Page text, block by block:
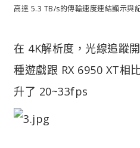
高達 5.3 TB/s的傳輸速度連結顯示與
在 4K解析度，光線追蹤
種遊戲跟 RX 6950 XT相
升了 20~33fps